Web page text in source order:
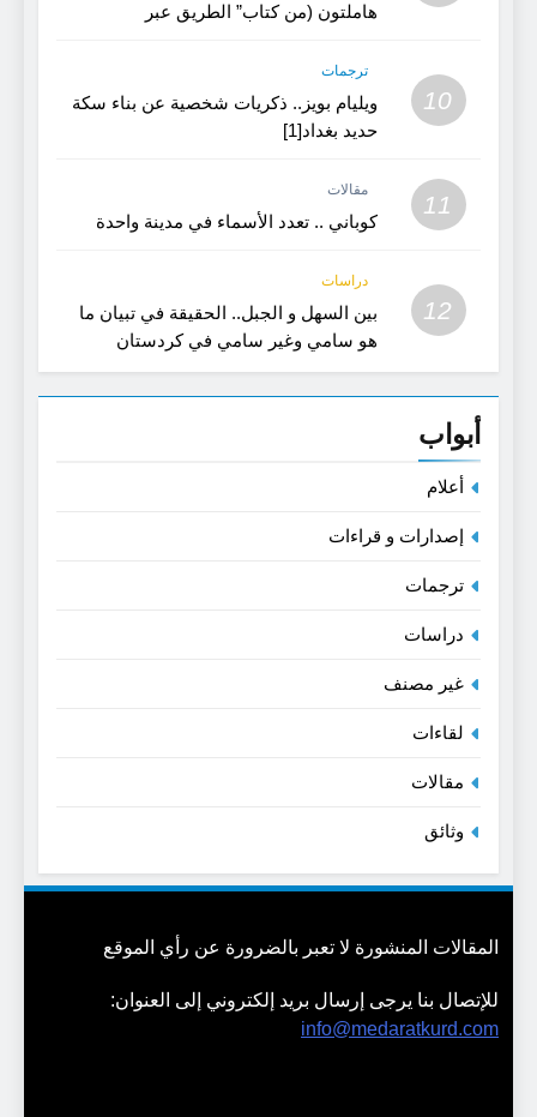
هاملتون (من كتاب” الطريق عبر
10
ترجمات
ويليام بويز.. ذكريات شخصية عن بناء سكة
حديد بغداد[1]
11
مقالات
كوباني .. تعدد الأسماء في مدينة واحدة
12
دراسات
بين السهل و الجبل.. الحقيقة في تبيان ما
هو سامي وغير سامي في كردستان
القديمة- بحث في اللغة و الفن
أبواب
أعلام
إصدارات و قراءات
ترجمات
دراسات
غير مصنف
لقاءات
مقالات
وثائق
المقالات المنشورة لا تعبر بالضرورة عن رأي الموقع
للإتصال بنا يرجى إرسال بريد إلكتروني إلى العنوان:
info@medaratkurd.com